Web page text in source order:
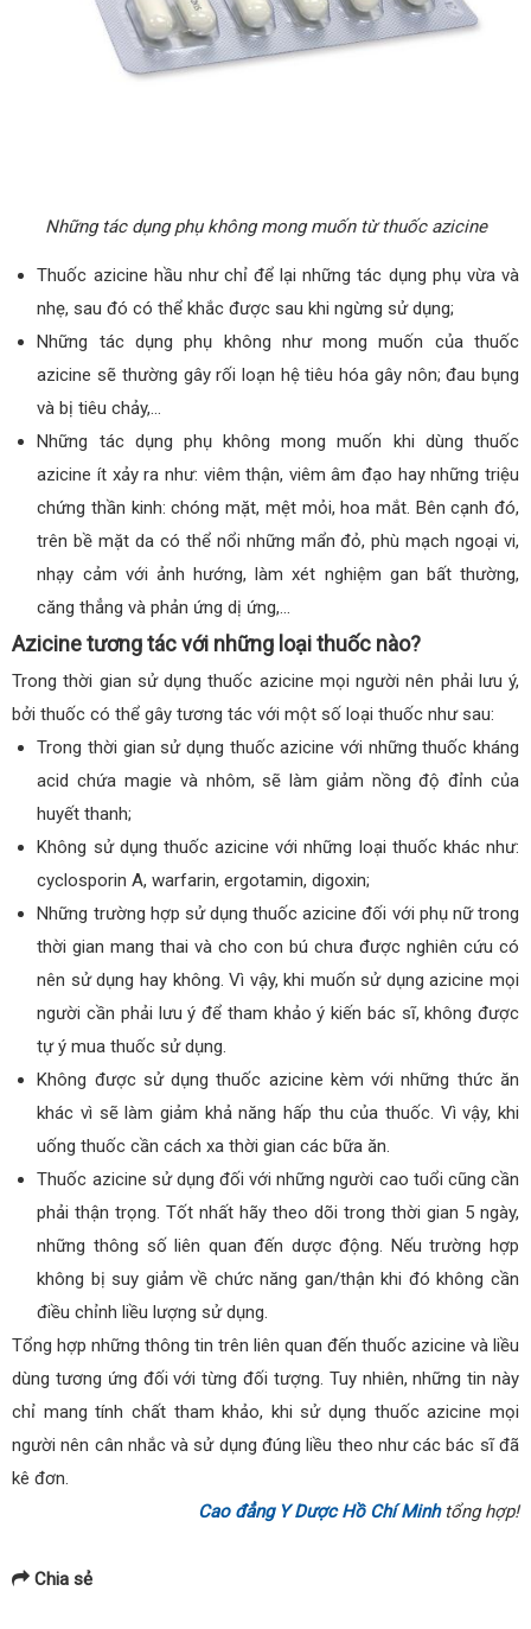
Những tác dụng phụ không mong muốn từ thuốc azicine
Thuốc azicine hầu như chỉ để lại những tác dụng phụ vừa và
nhẹ, sau đó có thể khắc được sau khi ngừng sử dụng;
Những tác dụng phụ không như mong muốn của thuốc
azicine sẽ thường gây rối loạn hệ tiêu hóa gây nôn; đau bụng
và bị tiêu chảy,…
Những tác dụng phụ không mong muốn khi dùng thuốc
azicine ít xảy ra như: viêm thận, viêm âm đạo hay những triệu
chứng thần kinh: chóng mặt, mệt mỏi, hoa mắt. Bên cạnh đó,
trên bề mặt da có thể nổi những mẩn đỏ, phù mạch ngoại vi,
nhạy cảm với ảnh hướng, làm xét nghiệm gan bất thường,
căng thẳng và phản ứng dị ứng,…
Azicine tương tác với những loại thuốc nào?
Trong thời gian sử dụng thuốc azicine mọi người nên phải lưu ý,
bởi thuốc có thể gây tương tác với một số loại thuốc như sau:
Trong thời gian sử dụng thuốc azicine với những thuốc kháng
acid chứa magie và nhôm, sẽ làm giảm nồng độ đỉnh của
huyết thanh;
Không sử dụng thuốc azicine với những loại thuốc khác như:
cyclosporin A, warfarin, ergotamin, digoxin;
Những trường hợp sử dụng thuốc azicine đối với phụ nữ trong
thời gian mang thai và cho con bú chưa được nghiên cứu có
nên sử dụng hay không. Vì vậy, khi muốn sử dụng azicine mọi
người cần phải lưu ý để tham khảo ý kiến bác sĩ, không được
tự ý mua thuốc sử dụng.
Không được sử dụng thuốc azicine kèm với những thức ăn
khác vì sẽ làm giảm khả năng hấp thu của thuốc. Vì vậy, khi
uống thuốc cần cách xa thời gian các bữa ăn.
Thuốc azicine sử dụng đối với những người cao tuổi cũng cần
phải thận trọng. Tốt nhất hãy theo dõi trong thời gian 5 ngày,
những thông số liên quan đến dược động. Nếu trường hợp
không bị suy giảm về chức năng gan/thận khi đó không cần
điều chỉnh liều lượng sử dụng.
Tổng hợp những thông tin trên liên quan đến thuốc azicine và liều
dùng tương ứng đối với từng đối tượng. Tuy nhiên, những tin này
chỉ mang tính chất tham khảo, khi sử dụng thuốc azicine mọi
người nên cân nhắc và sử dụng đúng liều theo như các bác sĩ đã
kê đơn.
Cao đẳng Y Dược Hồ Chí Minhtổng hợp!
Chia sẻ